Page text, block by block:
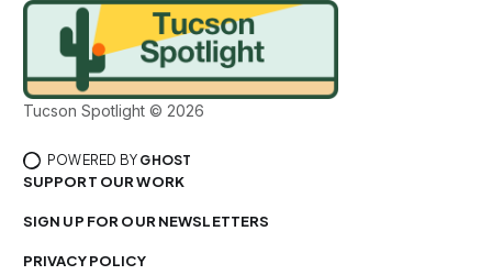
Tucson Spotlight © 2026
POWERED BY GHOST
SUPPORT OUR WORK
SIGN UP FOR OUR NEWSLETTERS
PRIVACY POLICY